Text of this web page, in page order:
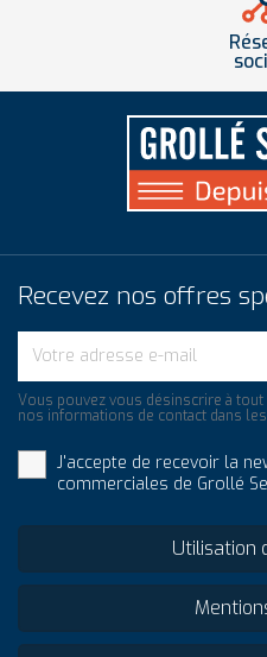
Recevez nos offres
Vous pouvez vous désinscrire à
nos informations de contact dans
J'accepte de recevoir la
commerciales de Grollé
Utilisation